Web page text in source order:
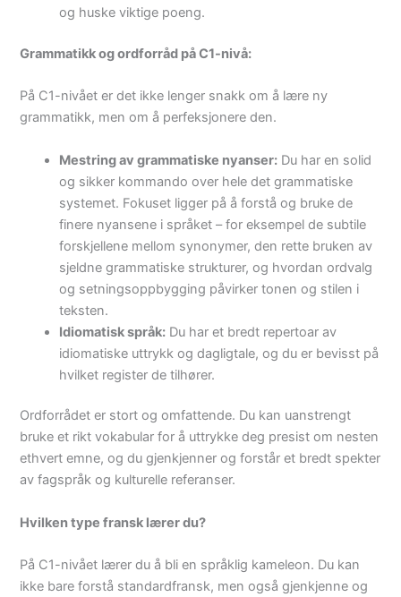
og huske viktige poeng.
Grammatikk og ordforråd på C1-nivå:
På C1-nivået er det ikke lenger snakk om å lære ny
grammatikk, men om å perfeksjonere den.
Mestring av grammatiske nyanser: Du har en solid
og sikker kommando over hele det grammatiske
systemet. Fokuset ligger på å forstå og bruke de
finere nyansene i språket – for eksempel de subtile
forskjellene mellom synonymer, den rette bruken av
sjeldne grammatiske strukturer, og hvordan ordvalg
og setningsoppbygging påvirker tonen og stilen i
teksten.
Idiomatisk språk: Du har et bredt repertoar av
idiomatiske uttrykk og dagligtale, og du er bevisst på
hvilket register de tilhører.
Ordforrådet er stort og omfattende. Du kan uanstrengt
bruke et rikt vokabular for å uttrykke deg presist om nesten
ethvert emne, og du gjenkjenner og forstår et bredt spekter
av fagspråk og kulturelle referanser.
Hvilken type fransk lærer du?
På C1-nivået lærer du å bli en språklig kameleon. Du kan
ikke bare forstå standardfransk, men også gjenkjenne og